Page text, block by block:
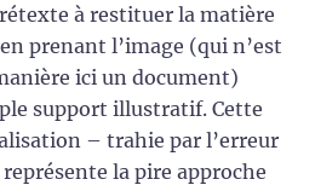
à restituer la matière
prenant l’image (qui n’est
ici un document)
support illustratif. Cette
– trahie par l’erreur
la pire approche